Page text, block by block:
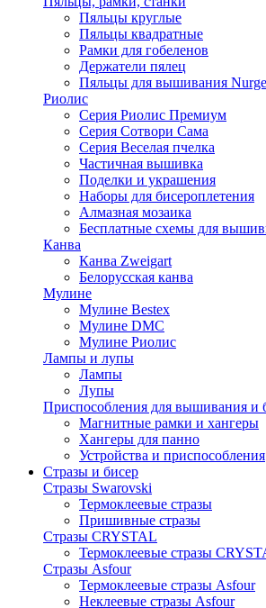
Пяльцы круглые
Пяльцы квадратные
Рамки для гобеленов
Держатели пялец
Пяльцы для вышивания Nurge
Риолис
Серия Риолис Премиум
Серия Сотвори Сама
Серия Веселая пчелка
Частичная вышивка
Поделки и украшения
Наборы для бисероплетения
Алмазная мозаика
Бесплатные схемы для
Канва
Канва Zweigart
Белорусская канва
Мулине
Мулине Bestex
Мулине DMC
Мулине Риолис
Лампы и лупы
Лампы
Лупы
Приспособления для вышивания и
Магнитные рамки и хангеры
Хангеры для панно
Устройства и приспособления
Стразы и бисер
Стразы Swarovski
Термоклеевые стразы
Пришивные стразы
Стразы CRYSTAL
Термоклеевые стразы
Стразы Asfour
Термоклеевые стразы Asfour
Неклеевые стразы Asfour